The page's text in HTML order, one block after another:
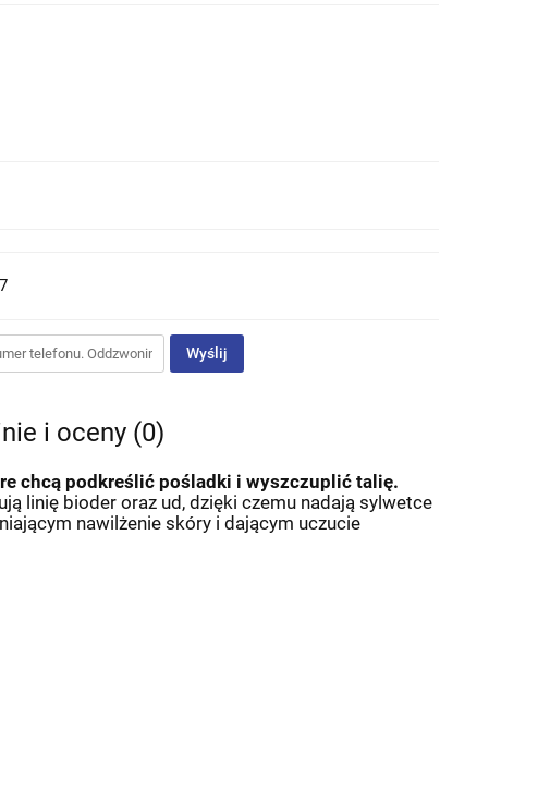
Wyślij
i oceny (0)
chcą podkreślić pośladki i wyszczuplić talię.
linię bioder oraz ud, dzięki czemu nadają sylwetce
nawilżenie skóry i dającym uczucie